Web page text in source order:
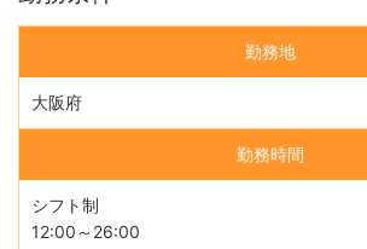
勤務地
大阪府
勤務時間
シフト制
12:00～26:00